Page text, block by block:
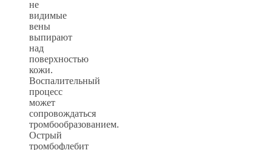
не
видимые
вены
выпирают
над
поверхностью
кожи.
Воспалительный
процесс
может
сопровождаться
тромбообразованием.
Острый
тромбофлебит